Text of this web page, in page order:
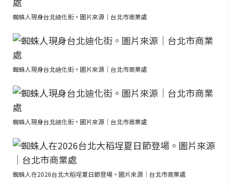
蜘蛛人現身台北迪化街。圖片來源｜台北市商業處
蜘蛛人現身台北迪化街。圖片來源｜台北市商業處
蜘蛛人現身台北迪化街。圖片來源｜台北市商業處
蜘蛛人在2026台北大稻埕夏日節登場。圖片來源｜台北市商業處